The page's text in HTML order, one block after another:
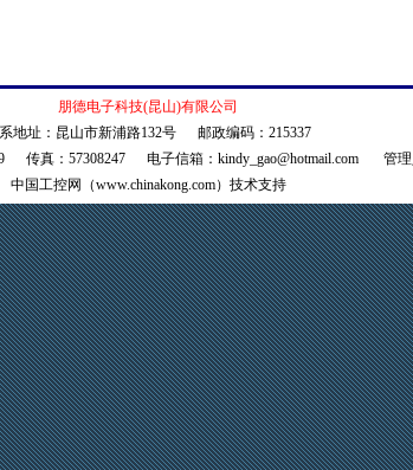
朋德电子科技(昆山)有限公司
地址：昆山市新浦路132号 邮政编码：215337
传真：57308247 电子信箱： kindy_gao@hotmail.com
管
中国工控网（www.chinakong.com）技术支持